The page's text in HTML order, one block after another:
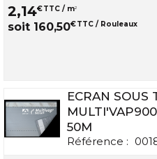
2,14€TTC / m2
soit 160,50€TTC / Rouleaux
ECRAN SOUS
50M
Référence :